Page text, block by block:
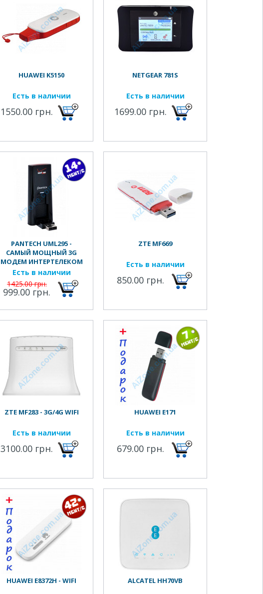
HUAWEI K5150
Есть в наличии
1550.00 грн.
NETGEAR 781S
Есть в наличии
1699.00 грн.
PANTECH UML295 -
САМЫЙ МОЩНЫЙ 3G
МОДЕМ ИНТЕРТЕЛЕКОМ
И ДРУГИХ ОПЕРАТОРОВ
Есть в наличии
1425.00 грн.
999.00 грн.
ZTE MF669
Есть в наличии
850.00 грн.
ZTE MF283 - 3G/4G WIFI
Есть в наличии
3100.00 грн.
HUAWEI E171
Есть в наличии
679.00 грн.
HUAWEI E8372H - WIFI ALCATEL HH70VB